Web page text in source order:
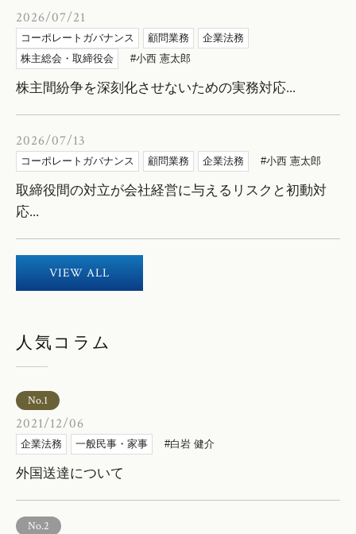
2026/07/21
コーポレートガバナンス 顧問業務
企業法務
株主総会・取締役会
小西 憲太郎
株主間紛争を深刻化させないための実務対応...
2026/07/13
コーポレートガバナンス 顧問業務 企業法務 小西 憲太郎
取締役間の対立が会社経営に与えるリスクと初動対
応...
VIEW ALL
人気コラム
No.1
2021/12/06
企業法務 一般民事・家事 白岩 健介
外国送達について
No.2